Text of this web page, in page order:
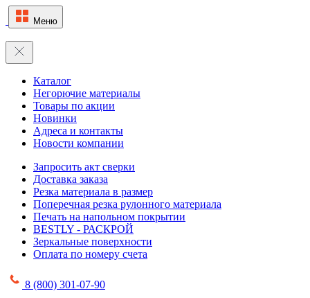
Меню
Каталог
Негорючие материалы
Товары по акции
Новинки
Адреса и контакты
Новости компании
Запросить акт сверки
Доставка заказа
Резка материала в размер
Поперечная резка рулонного материала
Печать на напольном покрытии
BESTLY - РАСКРОЙ
Зеркальные поверхности
Оплата по номеру счета
8 (800) 301-07-90